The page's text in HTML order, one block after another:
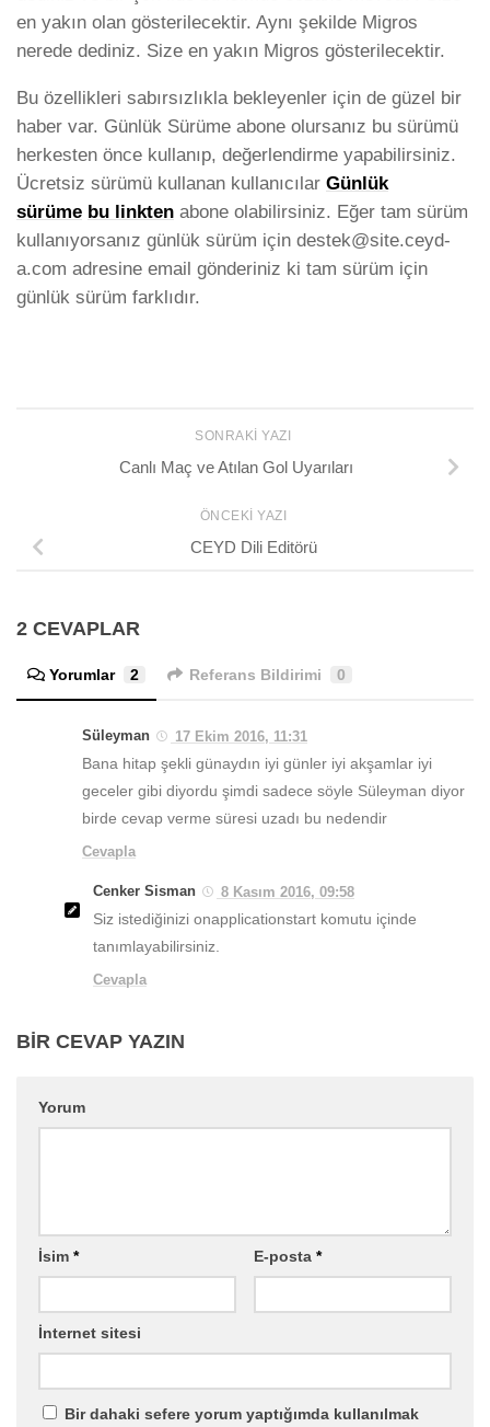
en yakın olan gösterilecektir. Aynı şekilde Migros
nerede dediniz. Size en yakın Migros gösterilecektir.
Bu özellikleri sabırsızlıkla bekleyenler için de güzel bir
haber var. Günlük Sürüme abone olursanız bu sürümü
herkesten önce kullanıp, değerlendirme yapabilirsiniz.
Ücretsiz sürümü kullanan kullanıcılar Günlük
sürüme bu linkten abone olabilirsiniz. Eğer tam sürüm
kullanıyorsanız günlük sürüm için destek@site.ceyd-
a.com adresine email gönderiniz ki tam sürüm için
günlük sürüm farklıdır.
SONRAKI YAZI
Canlı Maç ve Atılan Gol Uyarıları
ÖNCEKI YAZI
CEYD Dili Editörü
2 CEVAPLAR
Yorumlar 2 Referans Bildirimi 0
Süleyman 17 Ekim 2016, 11:31
Bana hitap şekli günaydın iyi günler iyi akşamlar iyi
geceler gibi diyordu şimdi sadece söyle Süleyman diyor
birde cevap verme süresi uzadı bu nedendir
Cevapla
Cenker Sisman 8 Kasım 2016, 09:58
Siz istediğinizi onapplicationstart komutu içinde
tanımlayabilirsiniz.
Cevapla
BIR CEVAP YAZIN
Yorum
İsim * E-posta *
İnternet sitesi
Bir dahaki sefere yorum yaptığımda kullanılmak